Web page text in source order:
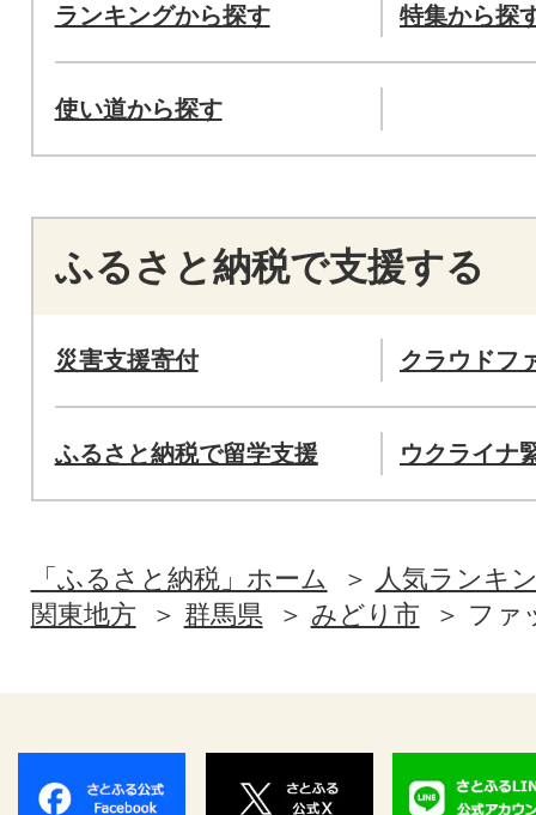
ランキングから探す 特集から探
使い道から探す
ふるさと納税で支援する
災害支援寄付 クラウドフ
ふるさと納税で留学支援 ウクライナ
「ふるさと納税」ホーム
人気ランキ
関東地方
群馬県 みどり市 ファ